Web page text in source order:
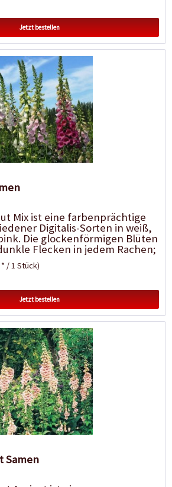
Jetzt bestellen
Mix ist eine farbenprächtige
Digitalis-Sorten in weiß,
Die glockenförmigen Blüten
Flecken in jedem Rachen;
/ 1 Stück)
Jetzt bestellen
Samen